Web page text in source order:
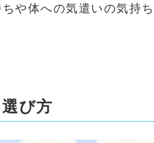
や体への気遣いの気持
び方